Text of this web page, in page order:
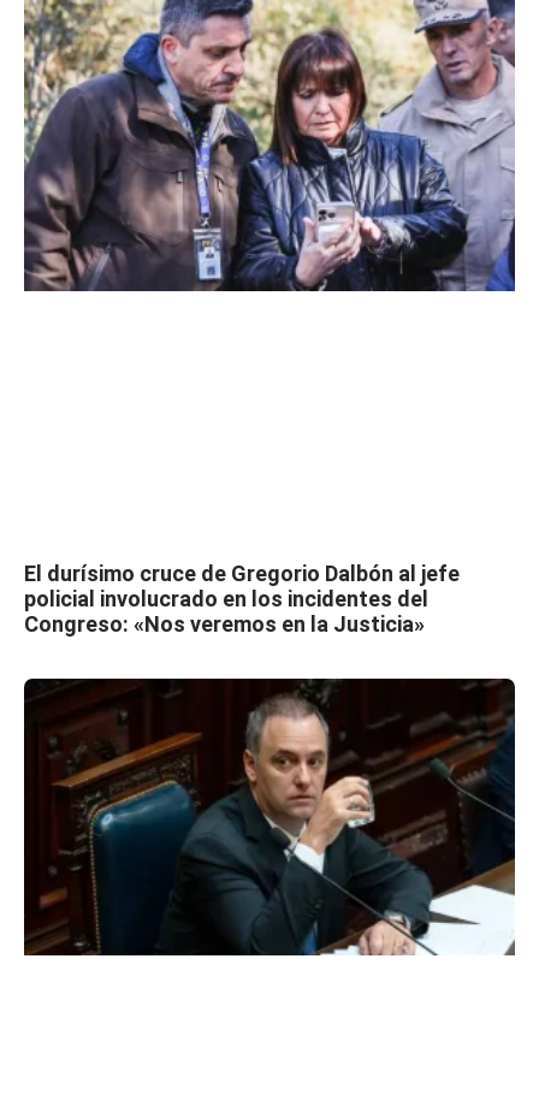
El durísimo cruce de Gregorio Dalbón al jefe
policial involucrado en los incidentes del
Congreso: «Nos veremos en la Justicia»